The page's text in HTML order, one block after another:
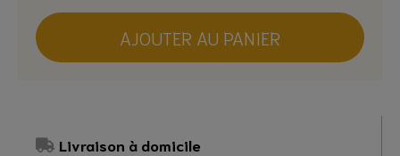
AJOUTER AU PANIER
Livraison à domicile